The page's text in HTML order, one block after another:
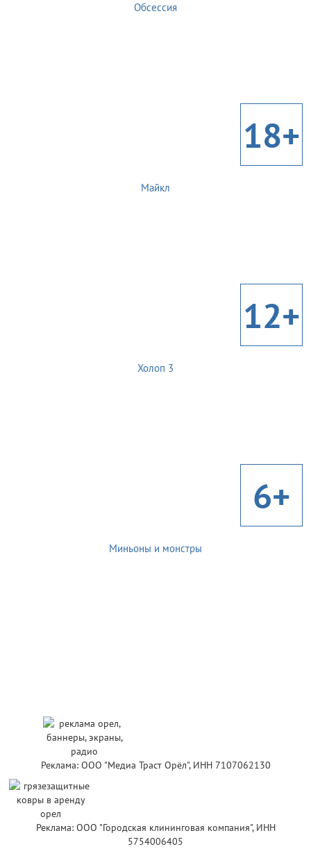
Обсессия
18+
Майкл
12+
Холоп 3
6+
Миньоны и монстры
Реклама: ООО "Медиа Траст Орёл", ИНН 7107062130
Реклама: ООО "Городская клининговая компания", ИНН
5754006405